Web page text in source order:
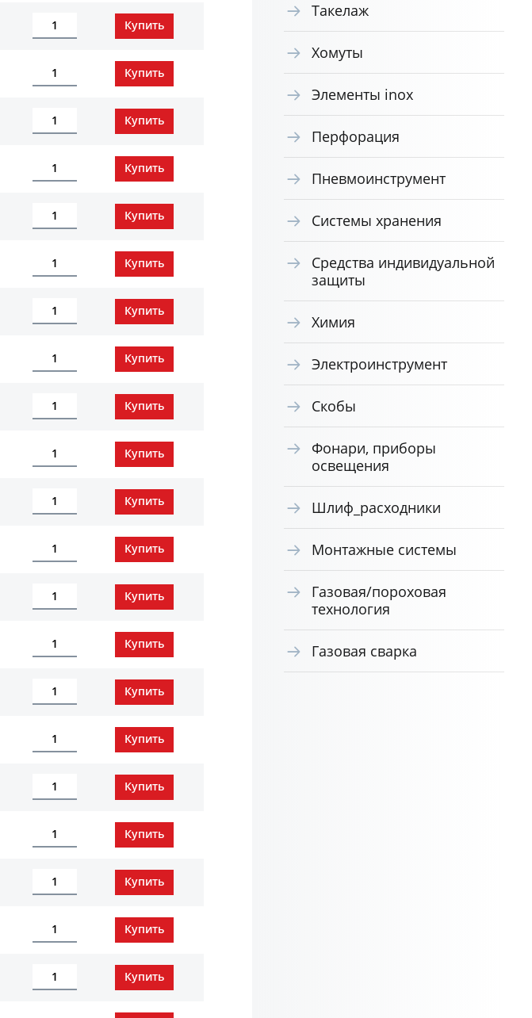
Такелаж
Хомуты
Элементы inox
Перфорация
Пневмоинструмент
Системы хранения
Средства индивидуальной
защиты
Химия
Электроинструмент
Скобы
Фонари, приборы
освещения
Шлиф_расходники
Монтажные системы
Газовая/пороховая
технология
Газовая сварка